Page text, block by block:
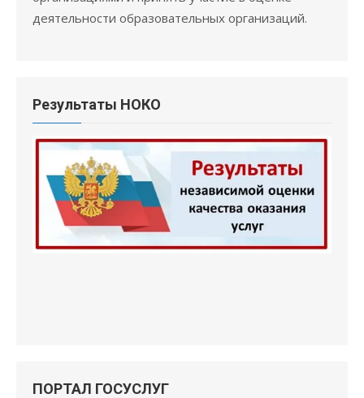
деятельности образовательных организаций.
Результаты НОКО
ПОРТАЛ ГОСУСЛУГ